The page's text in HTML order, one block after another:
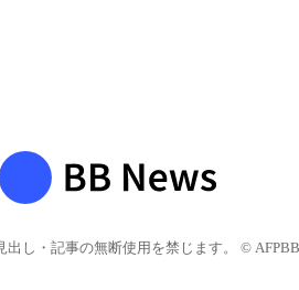
出し・記事の無断使用を禁じます。 © AFPBB